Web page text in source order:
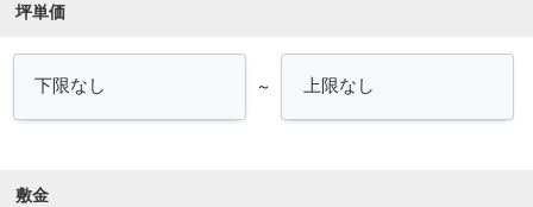
坪単価
～
敷金